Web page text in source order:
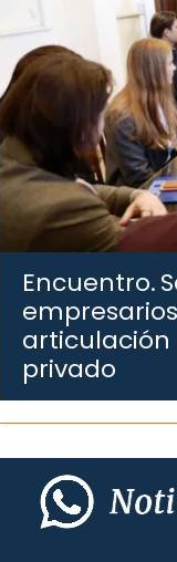
Encuentro.
articulación
privado